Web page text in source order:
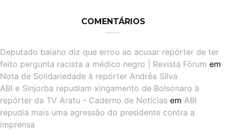
COMENTÁRIOS
Deputado baiano diz que errou ao acusar repórter de ter
feito pergunta racista a médico negro | Revista Fórum em
Nota de Solidariedade à repórter Andréa Silva
ABI e Sinjorba repudiam xingamento de Bolsonaro à
repórter da TV Aratu - Caderno de Notícias em ABI
repudia mais uma agressão do presidente contra a
imprensa